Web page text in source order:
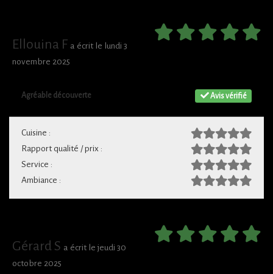
Ellouina F a écrit le lundi 3
novembre 2025
Avis vérifié
Agréable découverte
Cuisine :
Rapport qualité / prix :
Service :
Ambiance :
Gérard S a écrit le jeudi 30
octobre 2025